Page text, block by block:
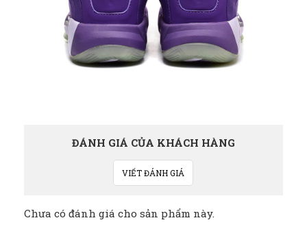
ĐÁNH GIÁ CỦA KHÁCH HÀNG
VIẾT ĐÁNH GIÁ
Chưa có đánh giá cho sản phẩm này.